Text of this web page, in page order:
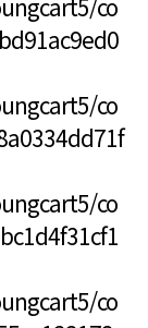
co
co
co
co